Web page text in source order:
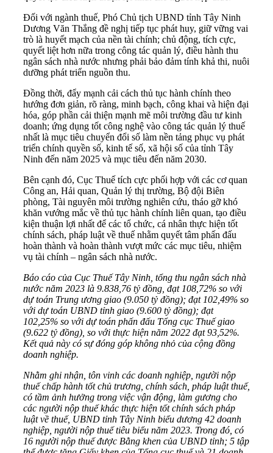
Đối với ngành thuế, Phó Chủ tịch UBND tỉnh Tây Ninh
Dương Văn Thắng đề nghị tiếp tục phát huy, giữ vững vai
trò là huyết mạch của nền tài chính; chủ động, tích cực,
quyết liệt hơn nữa trong công tác quản lý, điều hành thu
ngân sách nhà nước nhưng phải bảo đảm tính khả thi, nuôi
dưỡng phát triển nguồn thu.
Đồng thời, đẩy mạnh cải cách thủ tục hành chính theo
hướng đơn giản, rõ ràng, minh bạch, công khai và hiện đại
hóa, góp phần cải thiện mạnh mẽ môi trường đầu tư kinh
doanh; ứng dụng tốt công nghệ vào công tác quản lý thuế
nhất là mục tiêu chuyển đổi số làm nền tảng phục vụ phát
triển chính quyền số, kinh tế số, xã hội số của tỉnh Tây
Ninh đến năm 2025 và mục tiêu đến năm 2030.
Bên cạnh đó, Cục Thuế tích cực phối hợp với các cơ quan
Công an, Hải quan, Quản lý thị trường, Bộ đội Biên
phòng, Tài nguyên môi trường nghiên cứu, tháo gỡ khó
khăn vướng mắc về thủ tục hành chính liên quan, tạo điều
kiện thuận lợi nhất để các tổ chức, cá nhân thực hiện tốt
chính sách, pháp luật về thuế nhằm quyết tâm phấn đấu
hoàn thành và hoàn thành vượt mức các mục tiêu, nhiệm
vụ tài chính – ngân sách nhà nước.
Báo cáo của Cục Thuế Tây Ninh, tổng thu ngân sách nhà
nước năm 2023 là 9.838,76 tỷ đồng, đạt 108,72% so với
dự toán Trung ương giao (9.050 tỷ đồng); đạt 102,49% so
với dự toán UBND tỉnh giao (9.600 tỷ đồng); đạt
102,25% so với dự toán phấn đấu Tổng cục Thuế giao
(9.622 tỷ đồng), so với thực hiện năm 2022 đạt 93,52%.
Kết quả này có sự đóng góp không nhỏ của cộng đồng
doanh nghiệp.
Nhằm ghi nhận, tôn vinh các doanh nghiệp, người nộp
thuế chấp hành tốt chủ trương, chính sách, pháp luật thuế,
có tầm ảnh hưởng trong việc vận động, làm gương cho
các người nộp thuế khác thực hiện tốt chính sách pháp
luật về thuế, UBND tỉnh Tây Ninh biểu dương 42 doanh
nghiệp, người nộp thuế tiêu biểu năm 2023. Trong đó, có
16 người nộp thuế được Bằng khen của UBND tỉnh; 5 tập